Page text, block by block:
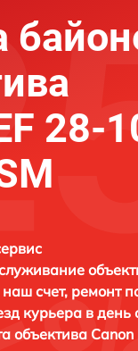
28-
счет, ремонт
курьера в день
объектива